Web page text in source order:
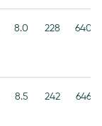
8.0 228 640
8.5 242 646